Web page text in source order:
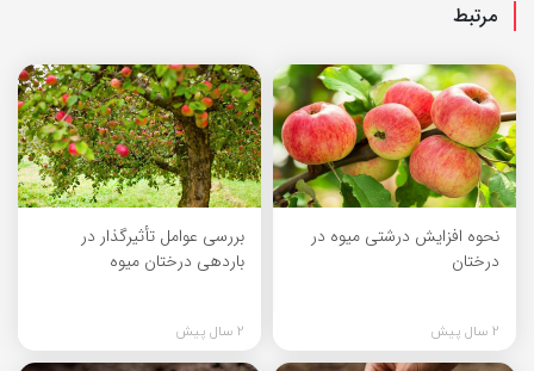
مرتبط
نحوه افزایش درشتی میوه در
درختان
2 سال پیش
بررسی عوامل تأثیرگذار در
باردهی درختان میوه
2 سال پیش